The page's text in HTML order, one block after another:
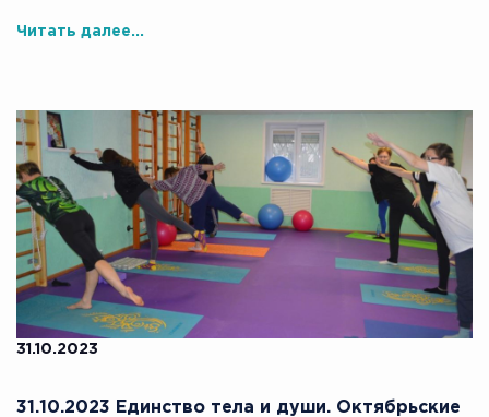
Читать далее...
31.10.2023
31.10.2023 Единство тела и души. Октябрьские